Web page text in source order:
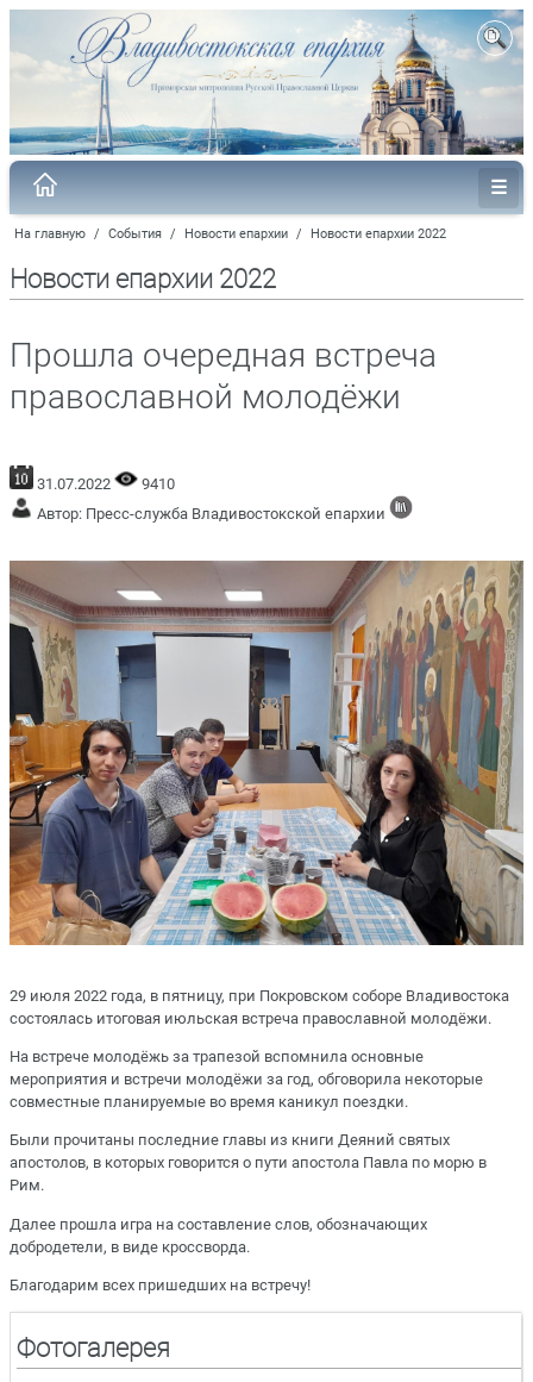
На главную / События / Новости епархии / Новости епархии 2022
Новости епархии 2022
Прошла очередная встреча
православной молодёжи
31.07.2022
9410
Автор: Пресс-служба Владивостокской епархии
29 июля 2022 года, в пятницу, при Покровском соборе Владивостока
состоялась итоговая июльская встреча православной молодёжи.
На встрече молодёжь за трапезой вспомнила основные
мероприятия и встречи молодёжи за год, обговорила некоторые
совместные планируемые во время каникул поездки.
Были прочитаны последние главы из книги Деяний святых
апостолов, в которых говорится о пути апостола Павла по морю в
Рим.
Далее прошла игра на составление слов, обозначающих
добродетели, в виде кроссворда.
Благодарим всех пришедших на встречу!
Фотогалерея